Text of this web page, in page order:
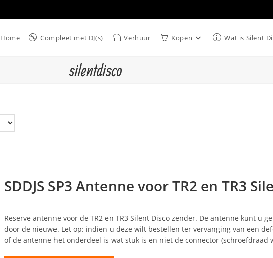
Home Compleet met DJ(s) Verhuur Kopen Wat is Silent
silentdisco
SDDJS SP3 Antenne voor TR2 en TR3
Reserve antenne voor de TR2 en TR3 Silent Disco zender. De antenne kunt u
door de nieuwe. Let op: indien u deze wilt bestellen ter vervanging van een
of de antenne het onderdeel is wat stuk is en niet de connector (schroefdraad